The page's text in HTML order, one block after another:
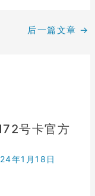
后一篇文章 →
号卡官方
年1月18日